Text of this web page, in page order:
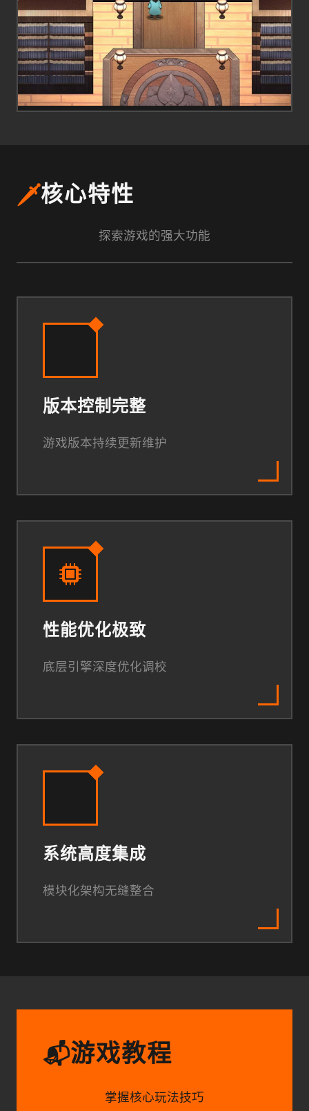
🗡️核心特性
探索游戏的强大功能
版本控制完整
游戏版本持续更新维护
性能优化极致
底层引擎深度优化调校
系统高度集成
模块化架构无缝整合
📬游戏教程
掌握核心玩法技巧